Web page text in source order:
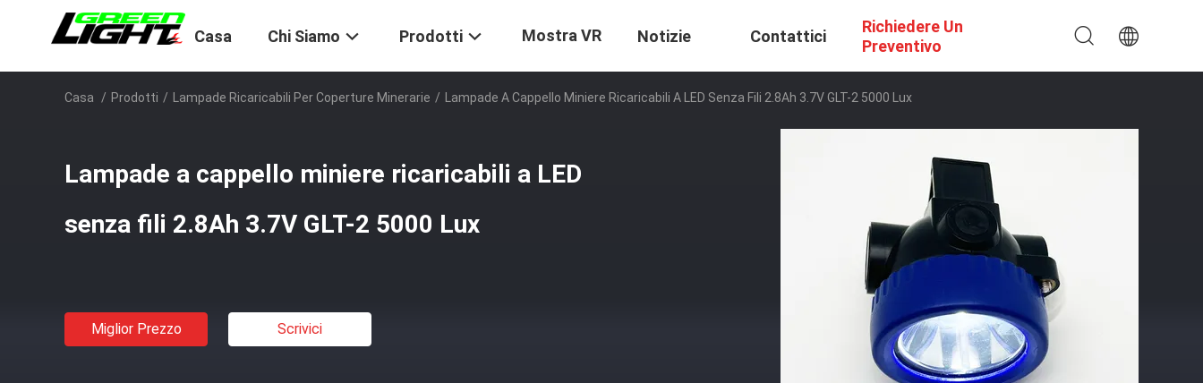
Casa Chi Siamo Prodotti Mostra VR Notizie Contattici
Richiedere Un
Preventivo
Casa / Prodotti / Lampade Ricaricabili Per Coperture Minerarie / Lampade A Cappello Miniere Ricaricabili A LED Senza Fili 2.8Ah 3.7V GLT-2 5000 Lux
Lampade a cappello miniere ricaricabili a LED
senza fili 2.8Ah 3.7V GLT-2 5000 Lux
Miglior Prezzo Scrivici